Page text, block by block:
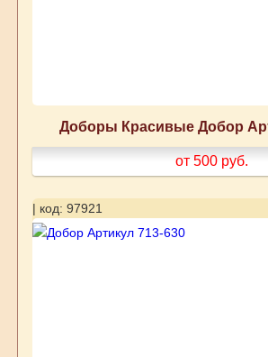
Доборы Красивые Добор
от 500 руб.
| код: 97921